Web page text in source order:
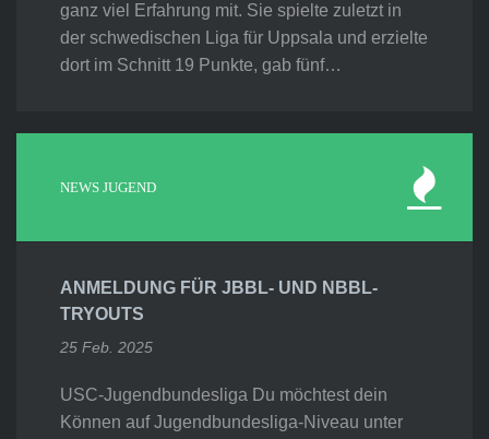
ganz viel Erfahrung mit. Sie spielte zuletzt in
der schwedischen Liga für Uppsala und erzielte
dort im Schnitt 19 Punkte, gab fünf…
NEWS JUGEND
ANMELDUNG FÜR JBBL- UND NBBL-
TRYOUTS
25 Feb. 2025
USC-Jugendbundesliga Du möchtest dein
Können auf Jugendbundesliga-Niveau unter